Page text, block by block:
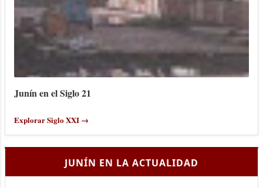
Junín en el Siglo 21
Explorar Siglo XXI →
JUNÍN EN LA ACTUALIDAD